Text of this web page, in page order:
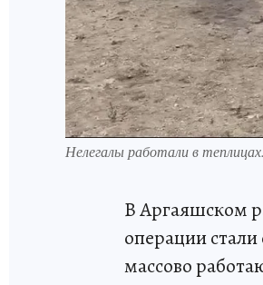
Нелегалы работали в
В Аргаяшском
операции
массово